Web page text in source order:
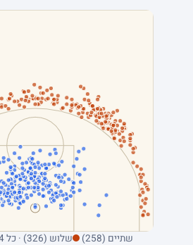
שתיים (258)